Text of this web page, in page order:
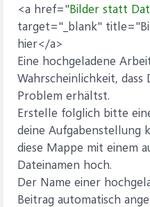
<a href="Bilder statt
target="_blank"
hier</a>
Eine hochgeladene
Wahrscheinlichkeit, dass
Problem erhältst.
Erstelle folglich bitte
deine Aufgabenstellung
diese Mappe mit einem
Dateinamen hoch.
Der Name einer
Beitrag automatisch